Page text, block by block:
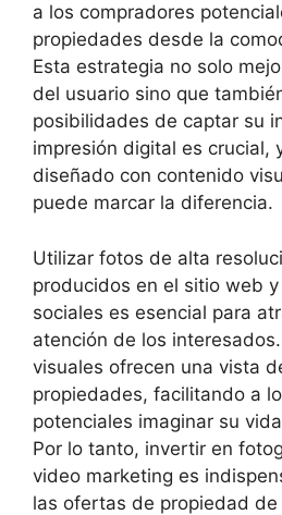
a los compradores
propiedades desde la
Esta estrategia no solo
del usuario sino que
posibilidades de captar su
impresión digital es crucial,
diseñado con contenido
puede marcar la diferencia.
Utilizar fotos de alta
producidos en el sitio web
sociales es esencial para
atención de los
visuales ofrecen una vista
propiedades, facilitando a
potenciales imaginar su
Por lo tanto, invertir en
video marketing es
las ofertas de propiedad